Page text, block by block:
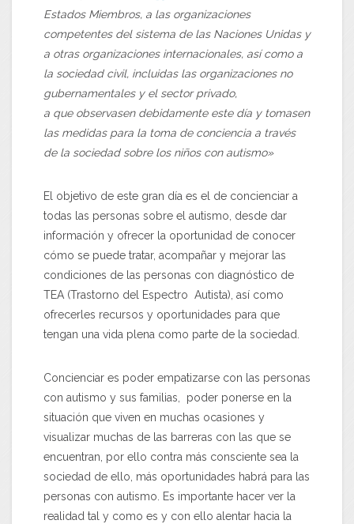
Estados Miembros, a las organizaciones
competentes del sistema de las Naciones Unidas y
a otras organizaciones internacionales, así como a
la sociedad civil, incluidas las organizaciones no
gubernamentales y el sector privado,
a que observasen debidamente este día y tomasen
las medidas para la toma de conciencia a través
de la sociedad sobre los niños con autismo»
El objetivo de este gran día es el de concienciar a
todas las personas sobre el autismo, desde dar
información y ofrecer la oportunidad de conocer
cómo se puede tratar, acompañar y mejorar las
condiciones de las personas con diagnóstico de
TEA (Trastorno del Espectro Autista), así como
ofrecerles recursos y oportunidades para que
tengan una vida plena como parte de la sociedad.
Concienciar es poder empatizarse con las personas
con autismo y sus familias, poder ponerse en la
situación que viven en muchas ocasiones y
visualizar muchas de las barreras con las que se
encuentran, por ello contra más consciente sea la
sociedad de ello, más oportunidades habrá para las
personas con autismo. Es importante hacer ver la
realidad tal y como es y con ello alentar hacia la